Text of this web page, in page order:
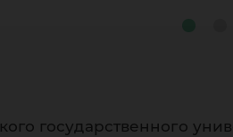
государственного